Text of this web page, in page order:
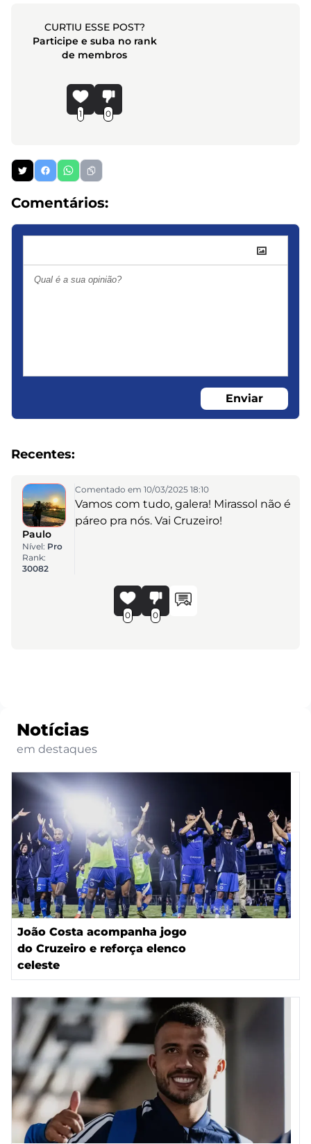
CURTIU ESSE POST?
Participe e suba no rank
de membros
1 0
Comentários:
Enviar
Recentes:
Paulo
Nível: Pro
Rank:
30082
Comentado em 10/03/2025 18:10
Vamos com tudo, galera! Mirassol não é
páreo pra nós. Vai Cruzeiro!
0 0
Notícias
em destaques
João Costa acompanha jogo
do Cruzeiro e reforça elenco
celeste